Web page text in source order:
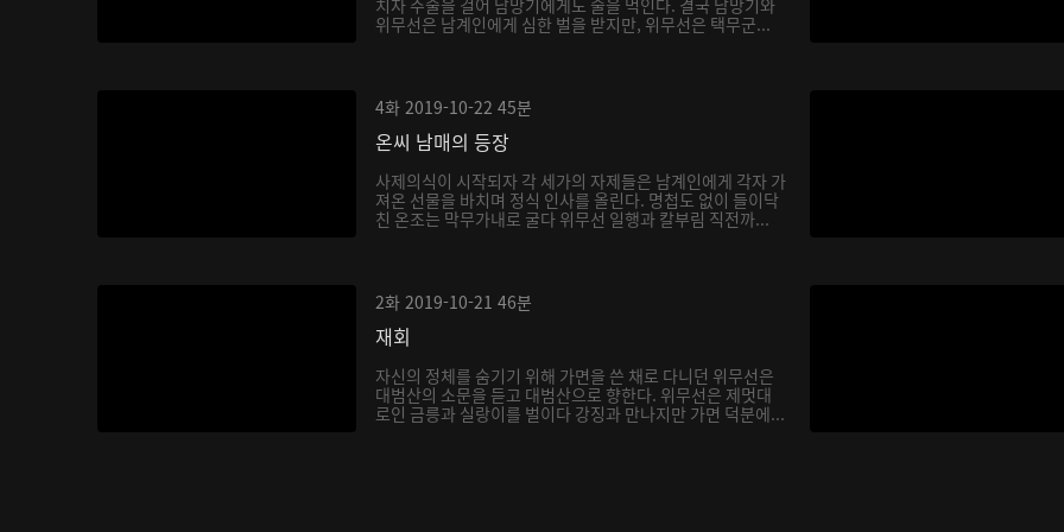
치자 주술을 걸어 남망기에게도 술을 먹인다. 결국 남망기와
위무선은 남계인에게 심한 벌을 받지만, 위무선은 택무군...
4화 2019-10-22 45분
온씨 남매의 등장
사제의식이 시작되자 각 세가의 자제들은 남계인에게 각자 가
져온 선물을 바치며 정식 인사를 올린다. 명첩도 없이 들이닥
친 온조는 막무가내로 굴다 위무선 일행과 칼부림 직전까...
2화 2019-10-21 46분
재회
자신의 정체를 숨기기 위해 가면을 쓴 채로 다니던 위무선은
대범산의 소문을 듣고 대범산으로 향한다. 위무선은 제멋대
로인 금릉과 실랑이를 벌이다 강징과 만나지만 가면 덕분에...